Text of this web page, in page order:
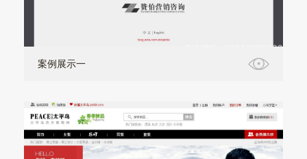
案例展示一